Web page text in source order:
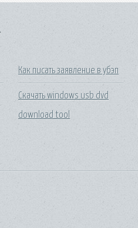
Как писать заявление в убэп
Скачать windows usb dvd
download tool